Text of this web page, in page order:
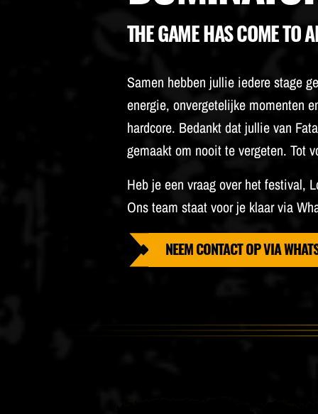
THE GAME HAS COME TO
Samen hebben jullie iedere stage
energie, onvergetelijke momenten
hardcore. Bedankt dat jullie van
gemaakt om nooit te vergeten. Tot
Heb je een vraag over het festival,
Ons team staat voor je klaar via
NEEM CONTACT OP VIA